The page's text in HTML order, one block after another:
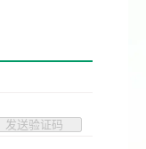
发送验证码